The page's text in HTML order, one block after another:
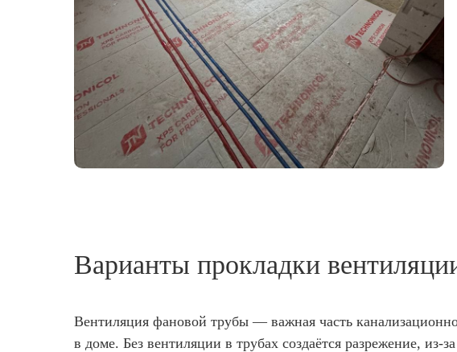
Варианты прокладки
Вентиляция фановой трубы — важная часть
в доме. Без вентиляции в трубах создаётся разрежение,